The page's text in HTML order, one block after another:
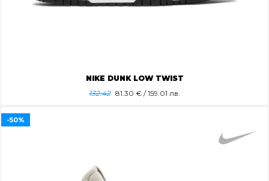
NIKE DUNK LOW TWIST
132.42 81.30 € / 159.01 лв.
-50%